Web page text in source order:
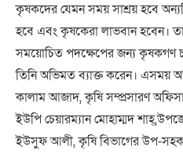
কৃষকদের যেমন সময় সাশ্রয় হবে
হবে এবং কৃষকেরা লাভবান হবেন।
সময়োচিত পদক্ষেপের জন্য কৃষকগণ
তিনি অভিমত ব্যাক্ত করেন। এসময়
কালাম আজাদ, কৃষি সম্প্রসারণ
ইউপি চেয়ারম্যান মোহাম্মদ
ইউসুফ আলী, কৃষি বিভাগের উপ-